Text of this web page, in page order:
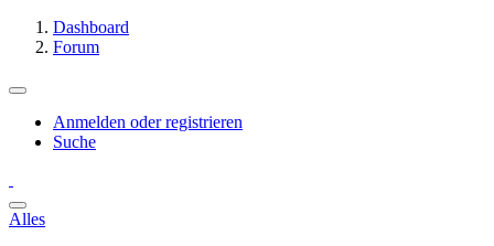
Dashboard
Forum
Anmelden oder registrieren
Suche
Alles